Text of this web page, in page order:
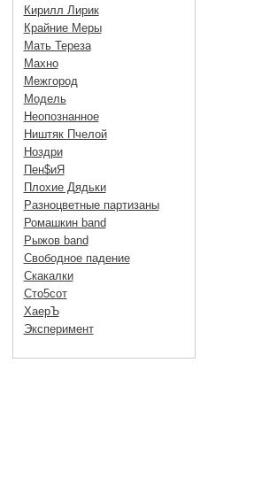
Кирилл Лирик
Крайние Меры
Мать Тереза
Махно
Межгород
Модель
Неопознанное
Ништяк Пчелой
Ноздри
Пен$иЯ
Плохие Дядьки
Разноцветные партизаны
Ромашкин band
Рыжов band
Свободное падение
Скакалки
Сто5сот
ХаерЪ
Эксперимент